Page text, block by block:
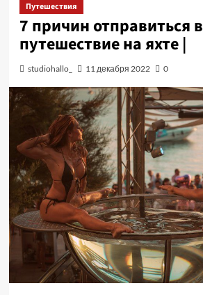
Путешествия
7 причин отправиться в
путешествие на яхте |
studiohallo_ 11 декабря 2022 0